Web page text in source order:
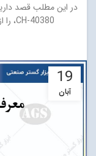
CH-40380، را از جنبه‌های مختلف بررسی و مقایسه کنیم.
19
آبان